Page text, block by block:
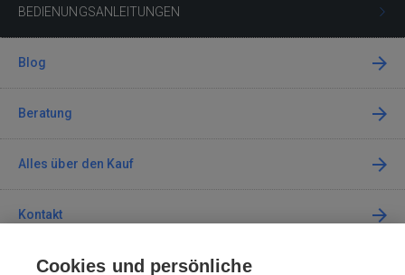
BEDIENUNGSANLEITUNGEN
Blog
Beratung
Alles über den Kauf
Kontakt
Cookies und persönliche